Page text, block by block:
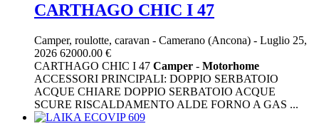
CARTHAGO CHIC I 47
Camper, roulotte, caravan - Camerano (Ancona) - Luglio 25,
2026 62000.00 €
CARTHAGO CHIC I 47 Camper - Motorhome
ACCESSORI PRINCIPALI: DOPPIO SERBATOIO
ACQUE CHIARE DOPPIO SERBATOIO ACQUE
SCURE RISCALDAMENTO ALDE FORNO A GAS ...